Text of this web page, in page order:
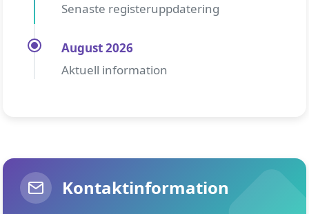
Senaste registeruppdatering
August 2026
Aktuell information
Kontaktinformation